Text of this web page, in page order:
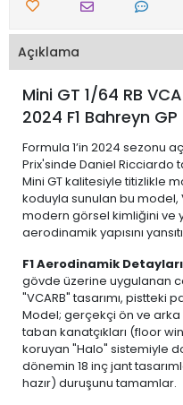
Açıklama
Mini GT 1/64 RB
2024 F1 Bahreyn
Formula 1’in 2024 sezonu
Prix'sinde Daniel Ricciardo
Mini GT kalitesiyle titizlikle
koduyla sunulan bu model,
modern görsel kimliğini ve
aerodinamik yapısını
F1 Aerodinamik
gövde üzerine uygulanan
"VCARB" tasarımı, pistteki
Model; gerçekçi ön ve arka
taban kanatçıkları (floor
koruyan "Halo" sistemiyle
dönemin 18 inç jant
hazır) duruşunu tamamlar.